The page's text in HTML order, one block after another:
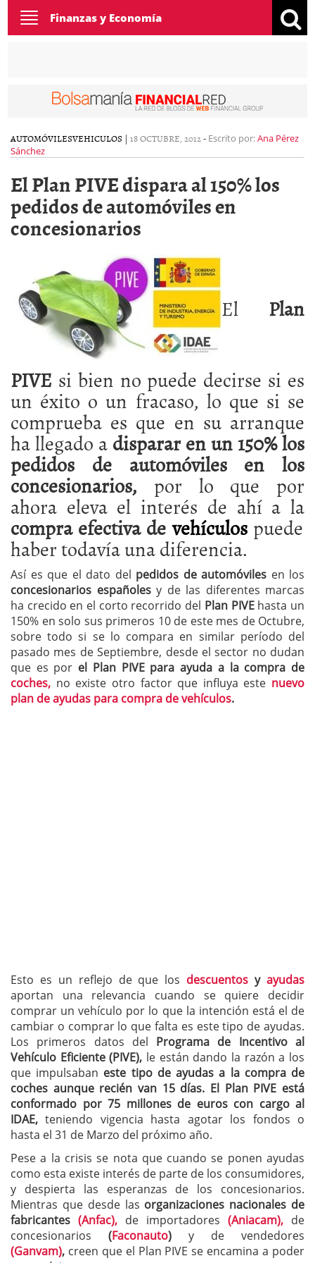
Toggle
navigation
Finanzas y Economía
AUTOMÓVILESVEHICULOS | 18 OCTUBRE, 2012- Escrito por:Ana Pérez
Sánchez
El Plan PIVE dispara al 150% los
pedidos de automóviles en
concesionarios
El Plan
PIVE si bien no puede decirse si es
un éxito o un fracaso, lo que si se
comprueba es que en su arranque
ha llegado adisparar en un 150% los
pedidos de automóviles en los
concesionarios, por lo que por
ahora eleva el interés de ahí a la
compra efectiva devehículospuede
haber todavía una diferencia.
Así es que el dato del pedidos de automóviles en los
concesionarios españolesy de las diferentes marcas
ha crecido en el corto recorrido del Plan PIVEhasta un
150% en solo sus primeros 10 de este mes de Octubre,
sobre todo si se lo compara en similar período del
pasado mes de Septiembre, desde el sector no dudan
que es por el Plan PIVE para ayuda a la compra de
coches, no existe otro factor que influya este nuevo
plan de ayudas para compra de vehículos.
Esto es un reflejo de que los descuentosyayudas
aportan una relevancia cuando se quiere decidir
comprar un vehículo por lo que la intención está el de
cambiar o comprar lo que falta es este tipo de ayudas.
Los primeros datos del Programa de Incentivo al
Vehículo Eficiente (PIVE), le están dando la razón a los
que impulsaban este tipo de ayudas a la compra de
coches aunque recién van 15 días. El Plan PIVE está
conformado por 75 millones de euros con cargo al
IDAE, teniendo vigencia hasta agotar los fondos o
hasta el 31 de Marzo del próximo año.
Pese a la crisis se nota que cuando se ponen ayudas
como esta existe interés de parte de los consumidores,
y despierta las esperanzas de los concesionarios.
Mientras que desde las organizaciones nacionales de
fabricantes (Anfac), de importadores (Aniacam), de
concesionarios (Faconauto) y de vendedores
(Ganvam), creen que el Plan PIVE se encamina a poder